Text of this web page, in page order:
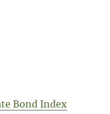
Bond Index